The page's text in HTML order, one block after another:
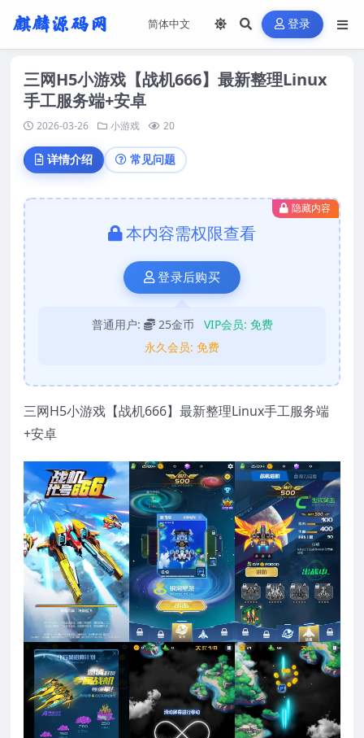
登录
三网H5小游戏【战机666】最新整理Linux
手工服务端+安卓
2026-03-26 小游戏 20
详情介绍 常见问题
隐藏内容
本内容需权限查看
登录后购买
普通用户: 25金币 VIP会员: 免费
永久会员: 免费
三网H5小游戏【战机666】最新整理Linux手工服务端
+安卓